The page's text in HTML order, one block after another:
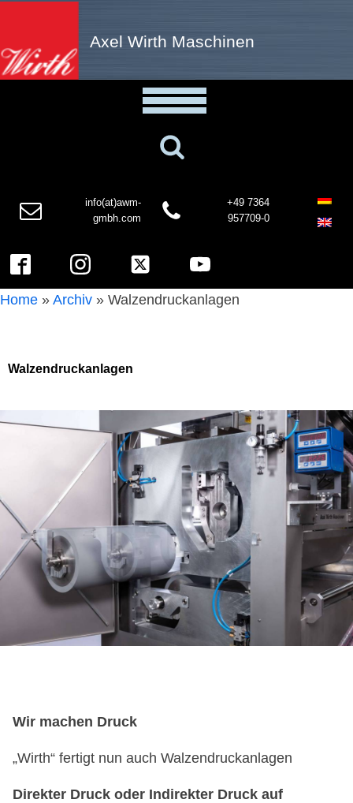
Axel Wirth Maschinen
info(at)awm-
gmbh.com
+49 7364
957709-0
Home » Archiv » Walzendruckanlagen
Walzendruckanlagen
Wir machen Druck
„Wirth“ fertigt nun auch Walzendruckanlagen
Direkter Druck oder Indirekter Druck auf